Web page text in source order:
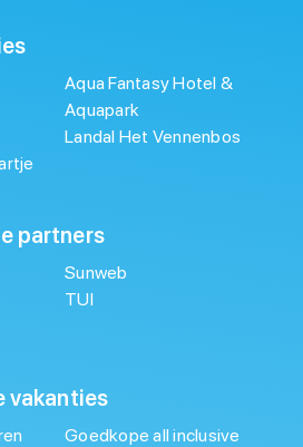
Aqua Fantasy Hotel &
Aquapark
Landal Het Vennenbos
partners
Sunweb
TUI
vakanties
Goedkope all inclusive